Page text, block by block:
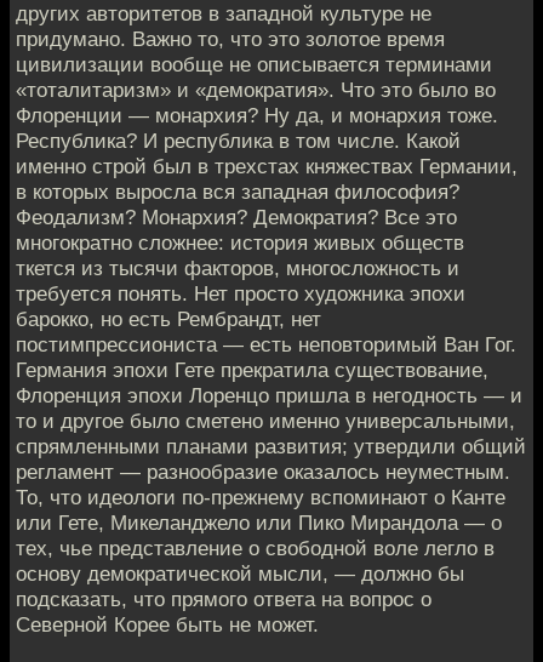
других авторитетов в западной культуре не
придумано. Важно то, что это золотое время
цивилизации вообще не описывается терминами
«тоталитаризм» и «демократия». Что это было во
Флоренции — монархия? Ну да, и монархия тоже.
Республика? И республика в том числе. Какой
именно строй был в трехстах княжествах Германии,
в которых выросла вся западная философия?
Феодализм? Монархия? Демократия? Все это
многократно сложнее: история живых обществ
ткется из тысячи факторов, многосложность и
требуется понять. Нет просто художника эпохи
барокко, но есть Рембрандт, нет
постимпрессиониста — есть неповторимый Ван Гог.
Германия эпохи Гете прекратила существование,
Флоренция эпохи Лоренцо пришла в негодность — и
то и другое было сметено именно универсальными,
спрямленными планами развития; утвердили общий
регламент — разнообразие оказалось неуместным.
То, что идеологи по-прежнему вспоминают о Канте
или Гете, Микеланджело или Пико Мирандола — о
тех, чье представление о свободной воле легло в
основу демократической мысли, — должно бы
подсказать, что прямого ответа на вопрос о
Северной Корее быть не может.